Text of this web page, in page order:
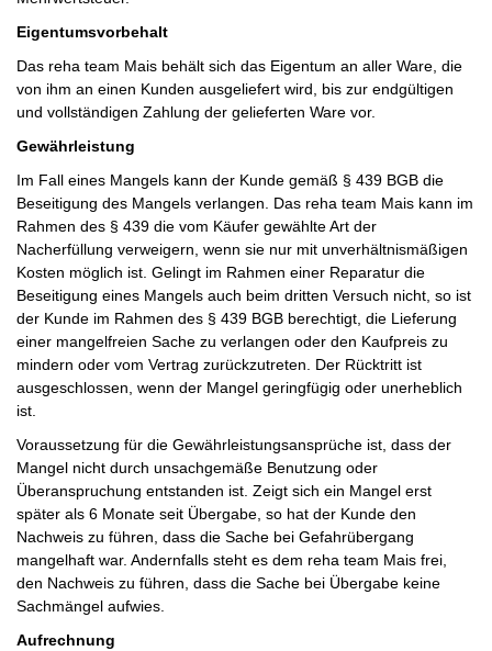
Eigentumsvorbehalt
Das reha team Mais behält sich das Eigentum an aller Ware, die
von ihm an einen Kunden ausgeliefert wird, bis zur endgültigen
und vollständigen Zahlung der gelieferten Ware vor.
Gewährleistung
Im Fall eines Mangels kann der Kunde gemäß § 439 BGB die
Beseitigung des Mangels verlangen. Das reha team Mais kann im
Rahmen des § 439 die vom Käufer gewählte Art der
Nacherfüllung verweigern, wenn sie nur mit unverhältnismäßigen
Kosten möglich ist. Gelingt im Rahmen einer Reparatur die
Beseitigung eines Mangels auch beim dritten Versuch nicht, so ist
der Kunde im Rahmen des § 439 BGB berechtigt, die Lieferung
einer mangelfreien Sache zu verlangen oder den Kaufpreis zu
mindern oder vom Vertrag zurückzutreten. Der Rücktritt ist
ausgeschlossen, wenn der Mangel geringfügig oder unerheblich
ist.
Voraussetzung für die Gewährleistungsansprüche ist, dass der
Mangel nicht durch unsachgemäße Benutzung oder
Überanspruchung entstanden ist. Zeigt sich ein Mangel erst
später als 6 Monate seit Übergabe, so hat der Kunde den
Nachweis zu führen, dass die Sache bei Gefahrübergang
mangelhaft war. Andernfalls steht es dem reha team Mais frei,
den Nachweis zu führen, dass die Sache bei Übergabe keine
Sachmängel aufwies.
Aufrechnung